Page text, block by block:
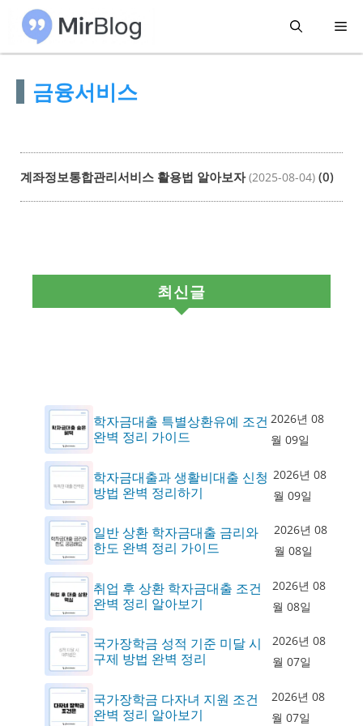
메
금융서비스
계좌정보통합관리서비스 활용법 알아보자 (2025-08-04) (0)
최신글
학자금대출 특별상환유예 조건
완벽 정리 가이드
2026년 08
월 09일
학자금대출과 생활비대출 신청
방법 완벽 정리하기
2026년 08
월 09일
일반 상환 학자금대출 금리와
한도 완벽 정리 가이드
2026년 08
월 08일
취업 후 상환 학자금대출 조건
완벽 정리 알아보기
2026년 08
월 08일
국가장학금 성적 기준 미달 시
구제 방법 완벽 정리
2026년 08
월 07일
국가장학금 다자녀 지원 조건
완벽 정리 알아보기
2026년 08
월 07일